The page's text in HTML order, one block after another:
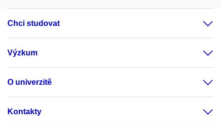
Chci studovat
Výzkum
O univerzitě
Kontakty